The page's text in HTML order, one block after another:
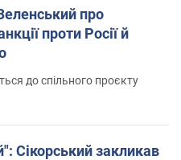
про
проти Росії й
до спільного проєкту
Сікорський закликав